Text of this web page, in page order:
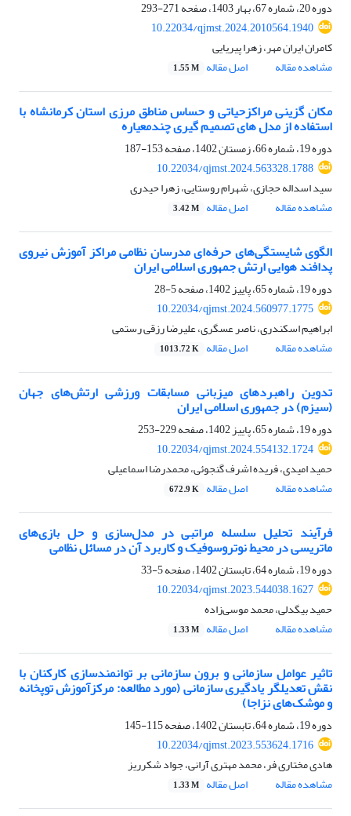
دوره 20، شماره 67، بهار 1403، صفحه
271-293
10.22034/qjmst.2024.2010564.1940
کامران ایران مهر، زهرا پیریایی
مشاهده مقاله
اصل مقاله 1.55 M
مکان گزینی مراکزحیاتی و حساس مناطق مرزی استان کرمانشاه با
استفاده از مدل های تصمیم گیری چندمعیاره
دوره 19، شماره 66، زمستان 1402، صفحه
153-187
10.22034/qjmst.2024.563328.1788
سید اسداله حجازی، شهرام روستایی، زهرا حیدری
مشاهده مقاله
اصل مقاله 3.42 M
الگوی شایستگی‌های حرفه‌ای مدرسان نظامی مراکز آموزش نیروی
پدافند هوایی ارتش جمهوری اسلامی ایران
دوره 19، شماره 65، پاییز 1402، صفحه
5-28
10.22034/qjmst.2024.560977.1775
ابراهیم اسکندری، ناصر عسگری، علیرضا رزقی رستمی
مشاهده مقاله
اصل مقاله 1013.72 K
تدوین راهبردهای میزبانی مسابقات ورزشی ارتش‌های جهان
(سیزم) در جمهوری اسلامی ایران
دوره 19، شماره 65، پاییز 1402، صفحه
229-253
10.22034/qjmst.2024.554132.1724
حمید امیدی، فریده اشرف گنجوئی، محمدرضا اسماعیلی
مشاهده مقاله
اصل مقاله 672.9 K
فرآیند تحلیل سلسله‌ مراتبی در مدل‌سازی و حل بازی‌های
ماتریسی در محیط نوتروسوفیک و کاربرد آن در مسائل نظامی
دوره 19، شماره 64، تابستان 1402، صفحه
5-33
10.22034/qjmst.2023.544038.1627
حمید بیگدلی، محمد موسی‌زاده
مشاهده مقاله
اصل مقاله 1.33 M
تاثیر عوامل سازمانی و برون سازمانی بر توانمندسازی کارکنان با
نقش تعدیلگر یادگیری سازمانی (مورد مطالعه: مرکزآموزش توپخانه
و موشک‌های نزاجا)
دوره 19، شماره 64، تابستان 1402، صفحه
115-145
10.22034/qjmst.2023.553624.1716
هادی مختاری فر، محمد مهتری آرانی، جواد شکرریز
مشاهده مقاله
اصل مقاله 1.33 M